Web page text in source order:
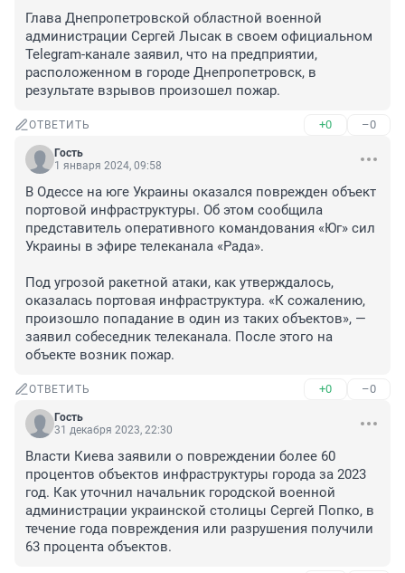
Глава Днепропетровской областной военной
администрации Сергей Лысак в своем официальном
Telegram-канале заявил, что на предприятии,
расположенном в городе Днепропетровск, в
результате взрывов произошел пожар.
ОТВЕТИТЬ +0 –0
Гость
1 января 2024, 09:58
В Одессе на юге Украины оказался поврежден объект
портовой инфраструктуры. Об этом сообщила
представитель оперативного командования «Юг» сил
Украины в эфире телеканала «Рада».
Под угрозой ракетной атаки, как утверждалось,
оказалась портовая инфраструктура. «К сожалению,
произошло попадание в один из таких объектов», —
заявил собеседник телеканала. После этого на
объекте возник пожар.
ОТВЕТИТЬ +0 –0
Гость
31 декабря 2023, 22:30
Власти Киева заявили о повреждении более 60
процентов объектов инфраструктуры города за 2023
год. Как уточнил начальник городской военной
администрации украинской столицы Сергей Попко, в
течение года повреждения или разрушения получили
63 процента объектов.